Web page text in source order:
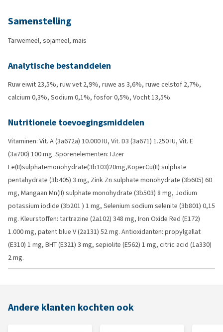
Samenstelling
Tarwemeel, sojameel, mais
Analytische bestanddelen
Ruw eiwit 23,5%, ruw vet 2,9%, ruwe as 3,6%, ruwe celstof 2,7%,
calcium 0,3%, Sodium 0,1%, fosfor 0,5%, Vocht 13,5%.
Nutritionele toevoegingsmiddelen
Vitaminen: Vit. A (3a672a) 10.000 IU, Vit. D3 (3a671) 1.250 IU, Vit. E
(3a700) 100 mg. Sporenelementen: IJzer
Fe(II)sulphatemonohydrate(3b103)20mg,KoperCu(II) sulphate
pentahydrate (3b405) 3 mg, Zink Zn sulphate monohydrate (3b605) 60
mg, Mangaan Mn(II) sulphate monohydrate (3b503) 8 mg, Jodium
potassium iodide (3b201 ) 1 mg, Selenium sodium selenite (3b801) 0,15
mg. Kleurstoffen: tartrazine (2a102) 348 mg, Iron Oxide Red (E172)
1.000 mg, patent blue V (2a131) 52 mg. Antioxidanten: propylgallat
(E310) 1 mg, BHT (E321) 3 mg, sepiolite (E562) 1 mg, citric acid (1a330)
2 mg.
Andere klanten kochten ook